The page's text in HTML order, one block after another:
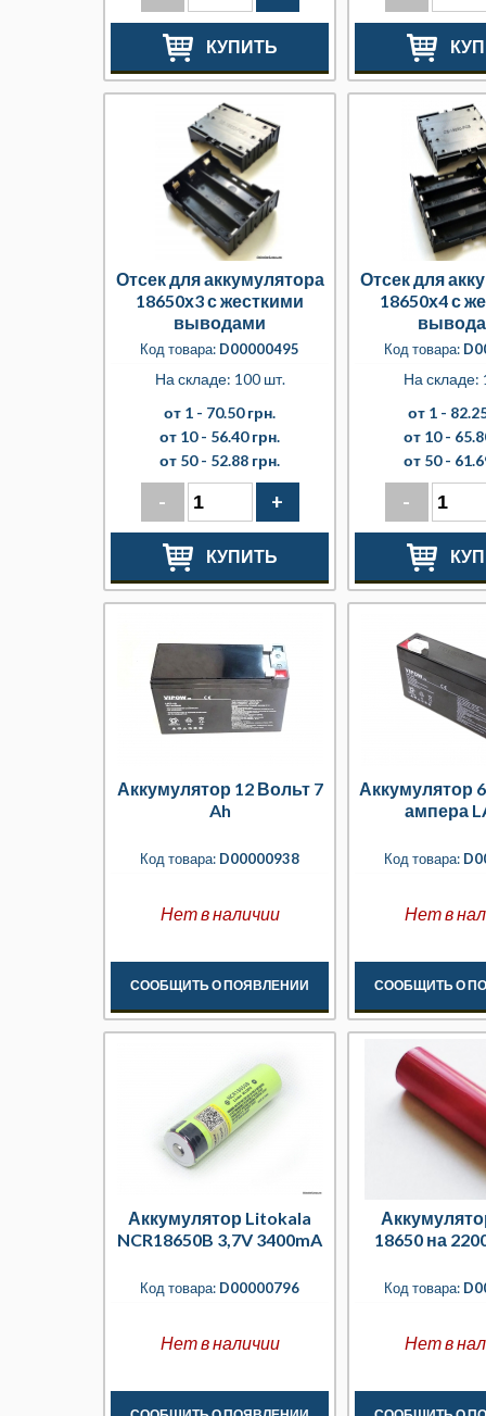
КУПИТЬ
Отсек для аккумулятора
18650х3 с жесткими
выводами
Код товара: D00000495
На складе: 100 шт.
от 1 - 70.50 грн.
от 10 - 56.40 грн.
от 50 - 52.88 грн.
- +
КУПИТЬ
Отсек для
18650х4 с
Код товара:
На складе:
от 1 -
от 10 -
от 50 -
-
Аккумулятор 12 Вольт 7
Ah
Код товара: D00000938
Нет в наличии
СООБЩИТЬ О ПОЯВЛЕНИИ
Аккумулятор
ампера
Код товара:
Нет в
СООБЩИТЬ О
Аккумулятор Litokala
NCR18650B 3,7V 3400mA
Код товара: D00000796
Нет в наличии
18650 на
Код товара:
Нет в